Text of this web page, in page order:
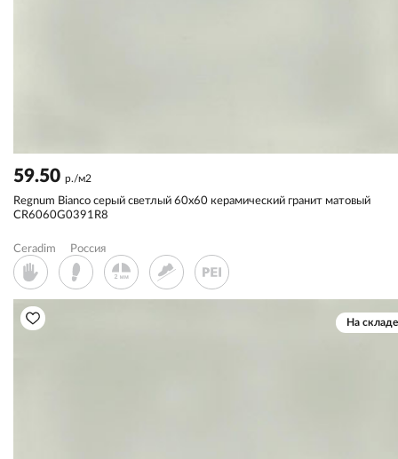
59.50 р./м2
Regnum Bianco серый светлый 60x60 керамический гранит матовый
CR6060G0391R8
Ceradim Россия
На складе